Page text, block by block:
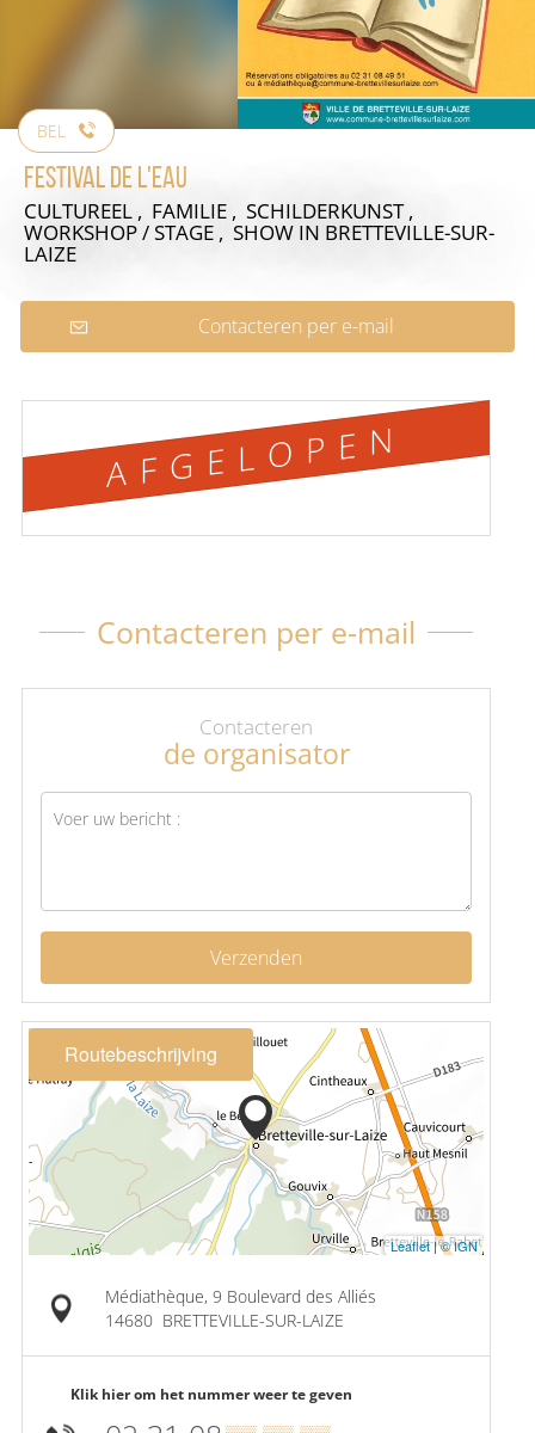
BEL
Festival de l'eau
CULTUREEL , FAMILIE , SCHILDERKUNST ,
WORKSHOP / STAGE , SHOW IN BRETTEVILLE-SUR-
LAIZE
Contacteren per e-mail
AFGELOPEN
Contacteren per e-mail
Contacteren
de organisator
Verzenden
Routebeschrijving
Leaflet|© IGN
Médiathèque, 9 Boulevard des Alliés
14680 BRETTEVILLE-SUR-LAIZE
Klik hier om het nummer weer te geven